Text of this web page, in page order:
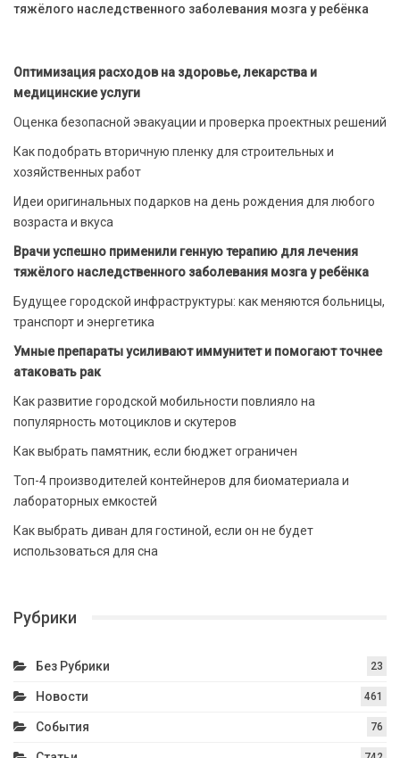
тяжёлого наследственного заболевания мозга у ребёнка
Оптимизация расходов на здоровье, лекарства и
медицинские услуги
Оценка безопасной эвакуации и проверка проектных решений
Как подобрать вторичную пленку для строительных и
хозяйственных работ
Идеи оригинальных подарков на день рождения для любого
возраста и вкуса
Врачи успешно применили генную терапию для лечения
тяжёлого наследственного заболевания мозга у ребёнка
Будущее городской инфраструктуры: как меняются больницы,
транспорт и энергетика
Умные препараты усиливают иммунитет и помогают точнее
атаковать рак
Как развитие городской мобильности повлияло на
популярность мотоциклов и скутеров
Как выбрать памятник, если бюджет ограничен
Топ-4 производителей контейнеров для биоматериала и
лабораторных емкостей
Как выбрать диван для гостиной, если он не будет
использоваться для сна
Рубрики
Без Рубрики 23
Новости 461
События 76